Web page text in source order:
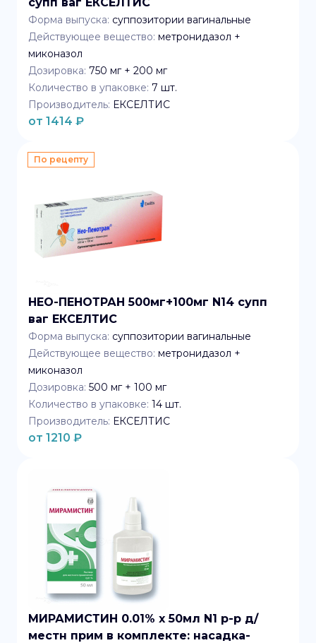
Форма выпуска: суппозитории вагинальные
Действующее вещество: метронидазол +
миконазол
Дозировка: 750 мг + 200 мг
Количество в упаковке: 7 шт.
Производитель: ЕКСЕЛТИС
от 1414 ₽
По рецепту
НЕО-ПЕНОТРАН 500мг+100мг N14 супп
ваг ЕКСЕЛТИС
Форма выпуска: суппозитории вагинальные
Действующее вещество: метронидазол +
миконазол
Дозировка: 500 мг + 100 мг
Количество в упаковке: 14 шт.
Производитель: ЕКСЕЛТИС
от 1210 ₽
МИРАМИСТИН 0.01% x 50мл N1 р-р д/
местн прим в комплекте: насадка-